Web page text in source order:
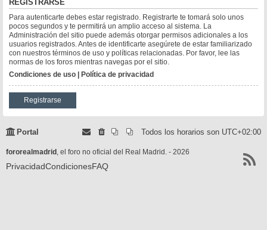
REGISTRARSE
Para autenticarte debes estar registrado. Registrarte te tomará solo unos
pocos segundos y te permitirá un amplio acceso al sistema. La
Administración del sitio puede además otorgar permisos adicionales a los
usuarios registrados. Antes de identificarte asegúrete de estar familiarizado
con nuestros términos de uso y políticas relacionadas. Por favor, lee las
normas de los foros mientras navegas por el sitio.
Condiciones de uso | Política de privacidad
Registrarse
Portal Todos los horarios son UTC+02:00
fororealmadrid , el foro no oficial del Real Madrid. - 2026
PrivacidadCondicionesFAQ